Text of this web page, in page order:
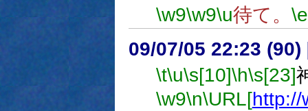
\w9\w9\u待て。 \e
09/07/05 22:23 (90)
\t\u\s[10]\h\s[23]
\w9\n\URL[http://